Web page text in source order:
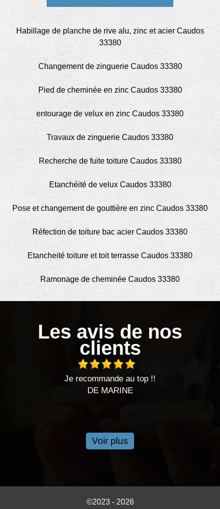
Habillage de planche de rive alu, zinc et acier Caudos
33380
Changement de zinguerie Caudos 33380
Pied de cheminée en zinc Caudos 33380
entourage de velux en zinc Caudos 33380
Travaux de zinguerie Caudos 33380
Recherche de fuite toiture Caudos 33380
Etanchéité de velux Caudos 33380
Pose et changement de gouttière en zinc Caudos 33380
Réfection de toiture bac acier Caudos 33380
Etancheité toiture et toit terrasse Caudos 33380
Ramonage de cheminée Caudos 33380
Les avis de nos
clients
Bonjour, j’ai fait appelle
ont été très réactif,
Voir plus
©2023 - 2026